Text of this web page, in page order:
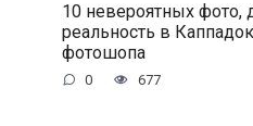
10 невероятных фото,
реальность в
фотошопа
0 677